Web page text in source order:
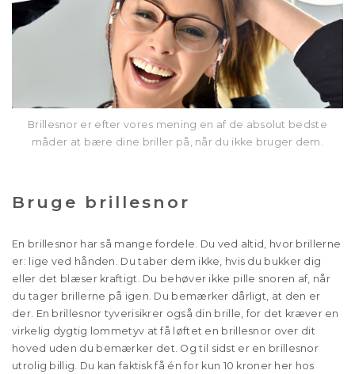
Brillesnor er efter vores mening en af de absolut bedste
måder at bære dine briller på, når du ikke bruger dem.
Bruge brillesnor
En brillesnor har så mange fordele. Du ved altid, hvor brillerne
er: lige ved hånden. Du taber dem ikke, hvis du bukker dig
eller det blæser kraftigt. Du behøver ikke pille snoren af, når
du tager brillerne på igen. Du bemærker dårligt, at den er
der. En brillesnor tyverisikrer også din brille, for det kræver en
virkelig dygtig lommetyv at få løftet en brillesnor over dit
hoved uden du bemærker det. Og til sidst er en brillesnor
utrolig billig. Du kan faktisk få én for kun 10 kroner her hos